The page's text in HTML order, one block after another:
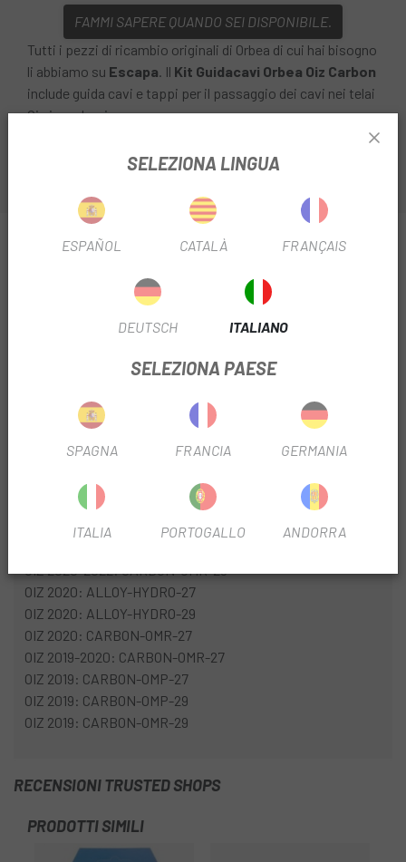
FAMMI SAPERE QUANDO SEI DISPONIBILE.
Tutti i pezzi di ricambio originali di Orbea di cui hai bisogno
li abbiamo su Escapa. Il Kit Guidacavi Orbea Oiz Carbon
include guida cavi e tappi per il passaggio dei cavi nei telai
Oiz in carbonio.
INFORMAZIONI SU KIT GUIDACAVI ORBEA OIZ
SCHEDA PRODOTTO
Modelli compatibili:
OIZ 2020-2022: CARBON-OMR-29
OIZ 2020: ALLOY-HYDRO-27
OIZ 2020: ALLOY-HYDRO-29
OIZ 2020: CARBON-OMR-27
OIZ 2019-2020: CARBON-OMR-27
OIZ 2019: CARBON-OMP-27
OIZ 2019: CARBON-OMP-29
OIZ 2019: CARBON-OMR-29
RECENSIONI TRUSTED SHOPS
PRODOTTI SIMILI
SELEZIONA LINGUA
ESPAÑOL CATALÀ FRANÇAIS
DEUTSCH ITALIANO
SELEZIONA PAESE
SPAGNA FRANCIA GERMANIA
ITALIA PORTOGALLO ANDORRA